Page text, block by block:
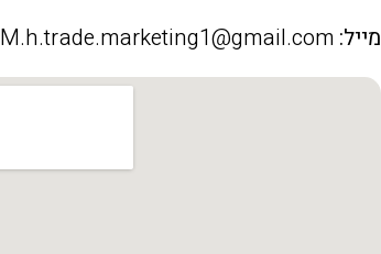
מייל: M.h.trade.marketing1@gmail.com